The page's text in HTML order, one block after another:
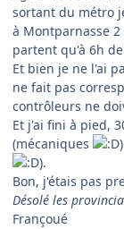
sortant du métro
à Montparnasse
partent qu'à 6h
Et bien je ne l'ai
ne fait pas
contrôleurs ne
Et j'ai fini à pied,
(mécaniques
).
Bon, j'étais pas
Désolé les
Françoué